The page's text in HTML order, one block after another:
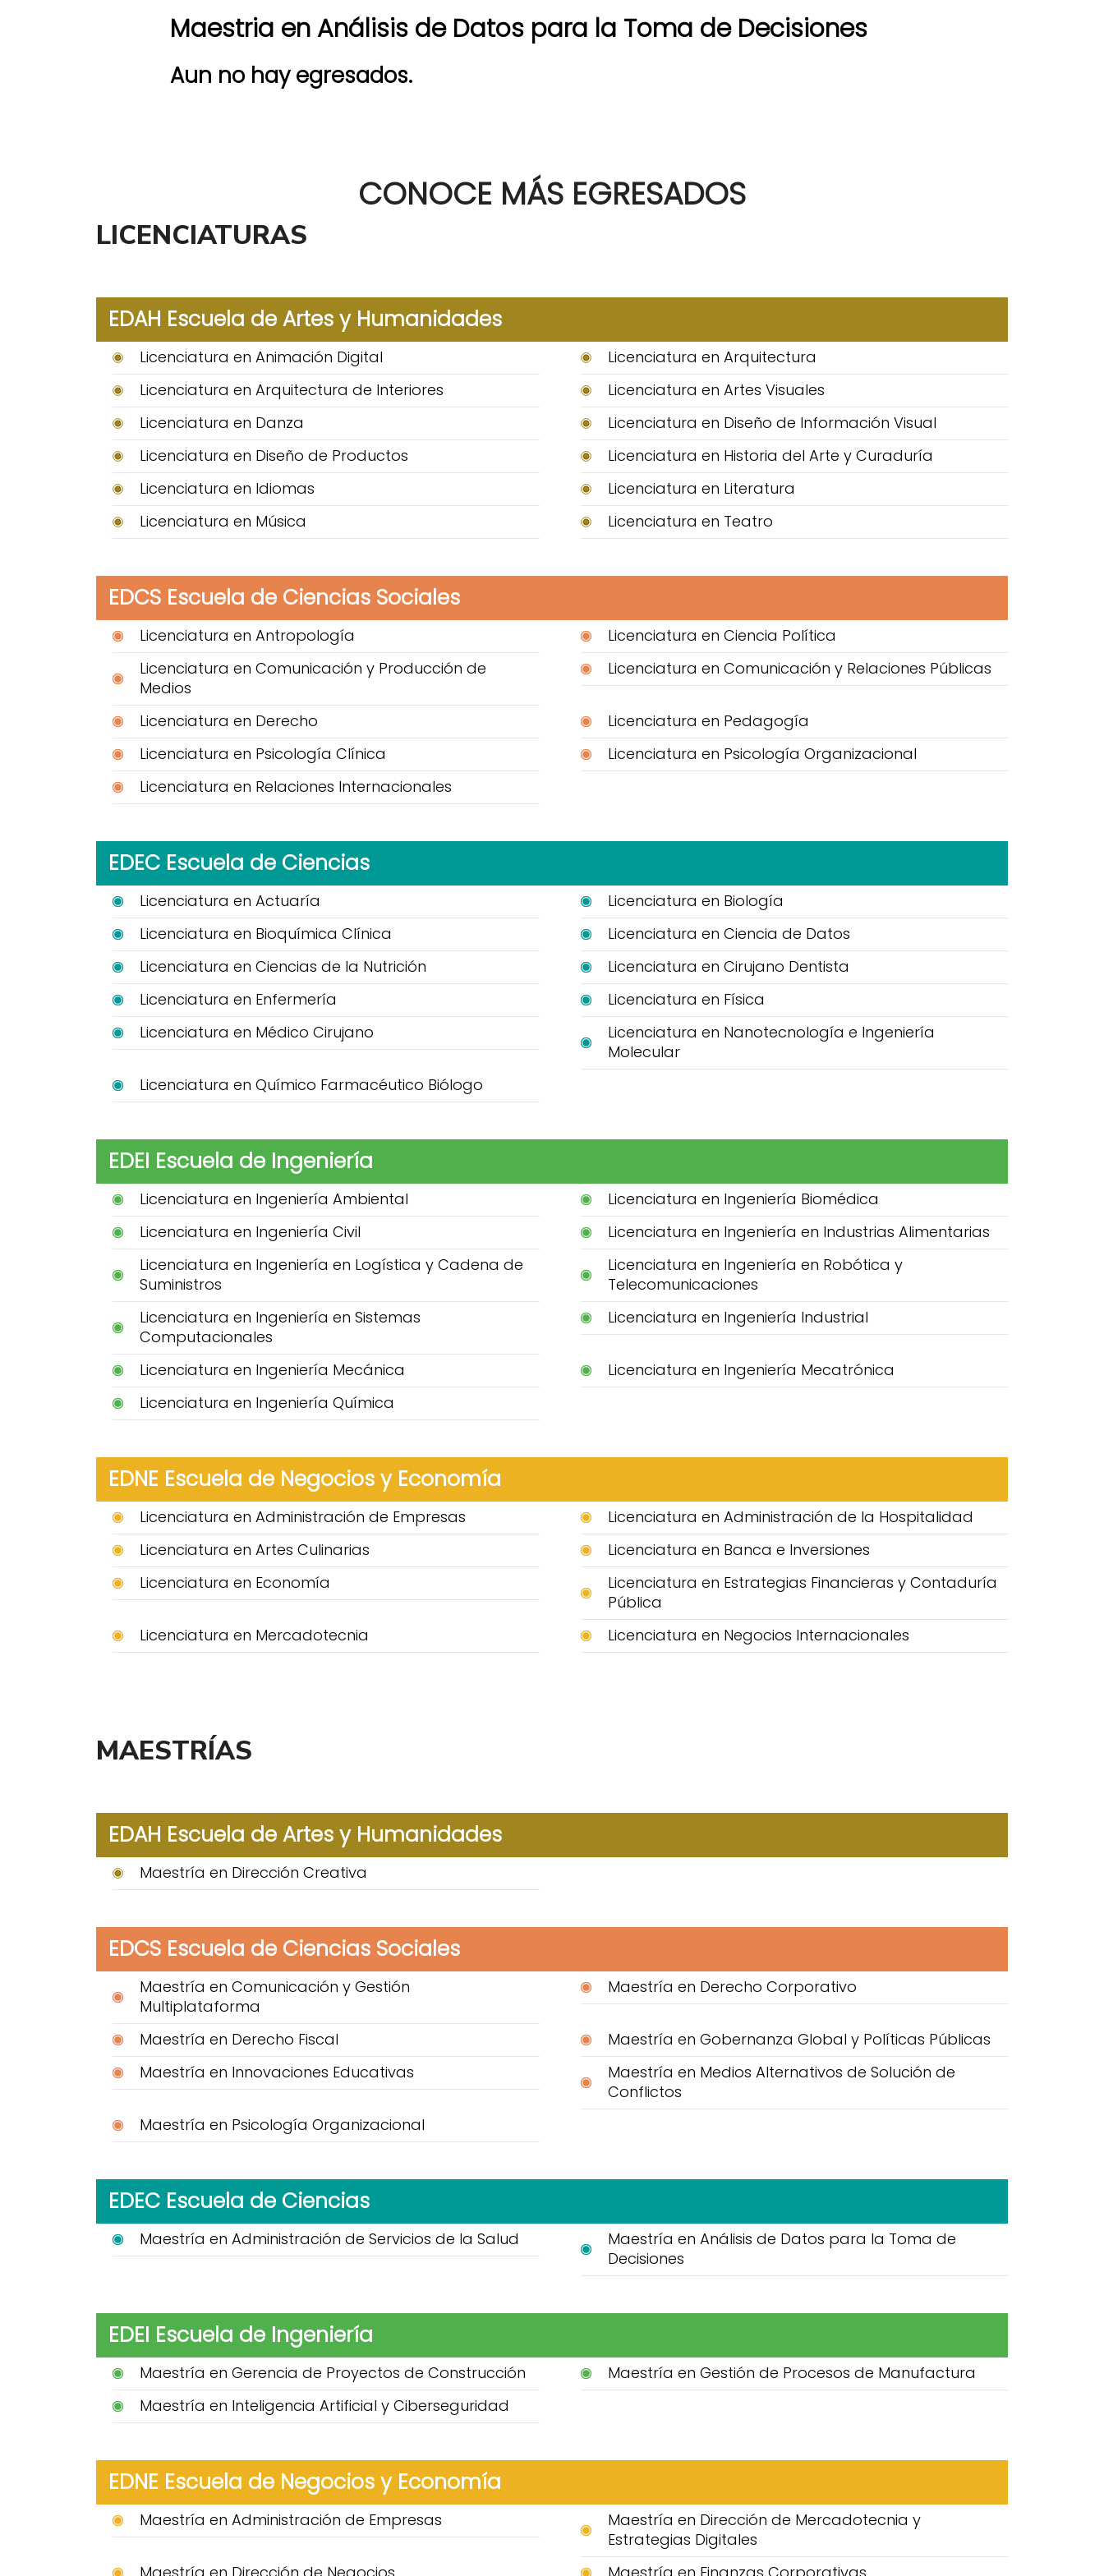
Maestria en Análisis de Datos para la Toma de Decisiones
Aun no hay egresados.
CONOCE MÁS EGRESADOS
LICENCIATURAS
EDAH Escuela de Artes y Humanidades
Licenciatura en Animación Digital
Licenciatura en Arquitectura
Licenciatura en Arquitectura de Interiores
Licenciatura en Artes Visuales
Licenciatura en Danza
Licenciatura en Diseño de Información Visual
Licenciatura en Diseño de Productos
Licenciatura en Historia del Arte y Curaduría
Licenciatura en Idiomas
Licenciatura en Literatura
Licenciatura en Música
Licenciatura en Teatro
EDCS Escuela de Ciencias Sociales
Licenciatura en Antropología
Licenciatura en Ciencia Política
Licenciatura en Comunicación y Producción de
Medios
Licenciatura en Comunicación y Relaciones Públicas
Licenciatura en Derecho
Licenciatura en Pedagogía
Licenciatura en Psicología Clínica
Licenciatura en Psicología Organizacional
Licenciatura en Relaciones Internacionales
EDEC Escuela de Ciencias
Licenciatura en Actuaría
Licenciatura en Biología
Licenciatura en Bioquímica Clínica
Licenciatura en Ciencia de Datos
Licenciatura en Ciencias de la Nutrición
Licenciatura en Cirujano Dentista
Licenciatura en Enfermería
Licenciatura en Física
Licenciatura en Médico Cirujano
Licenciatura en Nanotecnología e Ingeniería
Molecular
Licenciatura en Químico Farmacéutico Biólogo
EDEI Escuela de Ingeniería
Licenciatura en Ingeniería Ambiental
Licenciatura en Ingeniería Biomédica
Licenciatura en Ingeniería Civil
Licenciatura en Ingeniería en Industrias Alimentarias
Licenciatura en Ingeniería en Logística y Cadena de
Suministros
Licenciatura en Ingeniería en Robótica y
Telecomunicaciones
Licenciatura en Ingeniería en Sistemas
Computacionales
Licenciatura en Ingeniería Industrial
Licenciatura en Ingeniería Mecánica
Licenciatura en Ingeniería Mecatrónica
Licenciatura en Ingeniería Química
EDNE Escuela de Negocios y Economía
Licenciatura en Administración de Empresas
Licenciatura en Administración de la Hospitalidad
Licenciatura en Artes Culinarias
Licenciatura en Banca e Inversiones
Licenciatura en Economía
Licenciatura en Estrategias Financieras y Contaduría
Pública
Licenciatura en Mercadotecnia
Licenciatura en Negocios Internacionales
MAESTRÍAS
EDAH Escuela de Artes y Humanidades
Maestría en Dirección Creativa
EDCS Escuela de Ciencias Sociales
Maestría en Comunicación y Gestión
Multiplataforma
Maestría en Derecho Corporativo
Maestría en Derecho Fiscal
Maestría en Gobernanza Global y Políticas Públicas
Maestría en Innovaciones Educativas
Maestría en Medios Alternativos de Solución de
Conflictos
Maestría en Psicología Organizacional
EDEC Escuela de Ciencias
Maestría en Administración de Servicios de la Salud
Maestría en Análisis de Datos para la Toma de
Decisiones
EDEI Escuela de Ingeniería
Maestría en Gerencia de Proyectos de Construcción
Maestría en Gestión de Procesos de Manufactura
Maestría en Inteligencia Artificial y Ciberseguridad
EDNE Escuela de Negocios y Economía
Maestría en Administración de Empresas
Maestría en Dirección de Mercadotecnia y
Estrategias Digitales